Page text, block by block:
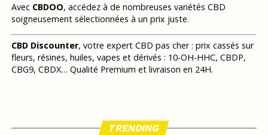
Avec CBDOO, accédez à de nombreuses variétés CBD
soigneusement sélectionnées à un prix juste.
CBD Discounter, votre expert CBD pas cher : prix cassés sur
fleurs, résines, huiles, vapes et dérivés : 10-OH-HHC, CBDP,
CBG9, CBDX… Qualité Premium et livraison en 24H.
TRENDING